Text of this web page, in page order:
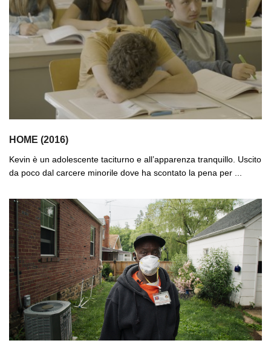
HOME (2016)
Kevin è un adolescente taciturno e all’apparenza tranquillo. Uscito
da poco dal carcere minorile dove ha scontato la pena per ...